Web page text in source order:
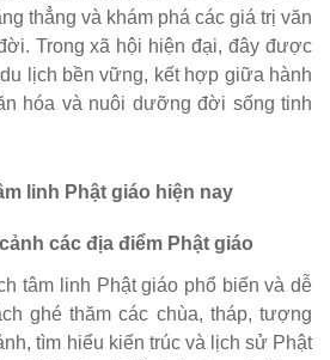
thẳng và khám phá các giá trị văn
Trong xã hội hiện đại, đây được
lịch bền vững, kết hợp giữa hành
hóa và nuôi dưỡng đời sống tinh
linh Phật giáo hiện nay
các địa điểm Phật giáo
tâm linh Phật giáo phổ biến và dễ
ghé thăm các chùa, tháp, tượng
tìm hiểu kiến trúc và lịch sử Phật